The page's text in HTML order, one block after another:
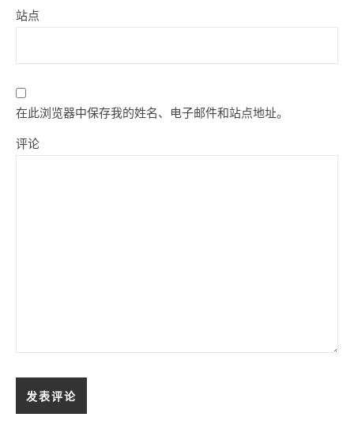
站点
在此浏览器中保存我的姓名、电子邮件和站点地址。
评论